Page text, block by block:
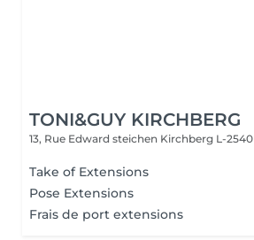
TONI&GUY KIRCHBERG
13, Rue Edward steichen Kirchberg L-2540
Take of Extensions
Pose Extensions
Frais de port extensions